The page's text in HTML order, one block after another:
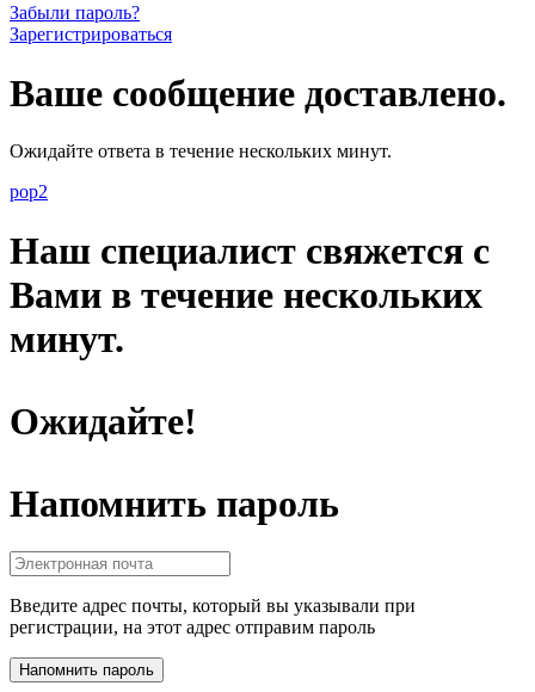
Забыли пароль?
Зарегистрироваться
Ваше сообщение доставлено.
Ожидайте ответа в течение нескольких минут.
pop2
Наш специалист свяжется с
Вами в течение нескольких
минут.
Ожидайте!
Напомнить пароль
Введите адрес почты, который вы указывали при
регистрации, на этот адрес отправим пароль